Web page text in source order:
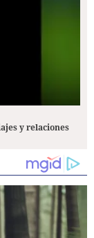
y relaciones